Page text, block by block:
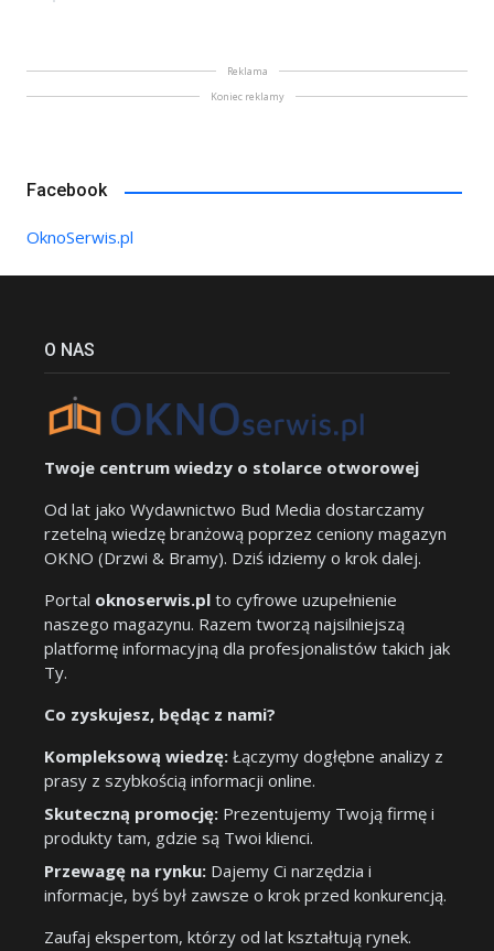
Reklama
Koniec reklamy
Facebook
OknoSerwis.pl
O NAS
Twoje centrum wiedzy o stolarce otworowej
Od lat jako Wydawnictwo Bud Media dostarczamy
rzetelną wiedzę branżową poprzez ceniony magazyn
OKNO (Drzwi & Bramy). Dziś idziemy o krok dalej.
Portal oknoserwis.pl to cyfrowe uzupełnienie
naszego magazynu. Razem tworzą najsilniejszą
platformę informacyjną dla profesjonalistów takich jak
Ty.
Co zyskujesz, będąc z nami?
Kompleksową wiedzę: Łączymy dogłębne analizy z
prasy z szybkością informacji online.
Skuteczną promocję: Prezentujemy Twoją firmę i
produkty tam, gdzie są Twoi klienci.
Przewagę na rynku: Dajemy Ci narzędzia i
informacje, byś był zawsze o krok przed konkurencją.
Zaufaj ekspertom, którzy od lat kształtują rynek.